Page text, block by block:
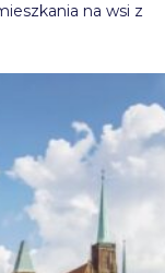
na wsi z